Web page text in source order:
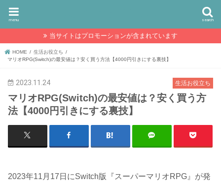
search
menu
当サイトはプロモーションが含まれています
HOME
生活お役立ち
マリオRPG(Switch)の最安値は？安く買う方法【4000円引きにする裏技】
生活お役立ち
2023.11.24
マリオRPG(Switch)の最安値は？安く買う方
法【4000円引きにする裏技】
2023年11月17日にSwitch版『スーパーマリオRPG』が発